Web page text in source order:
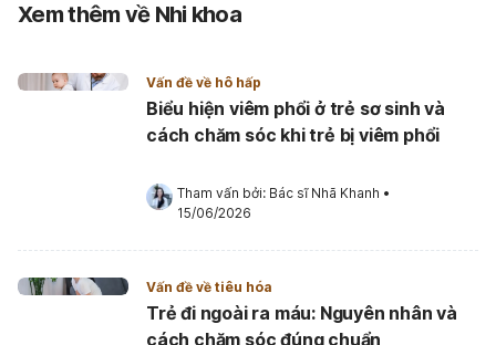
Xem thêm về Nhi khoa
Vấn đề về hô hấp
Biểu hiện viêm phổi ở trẻ sơ sinh và
cách chăm sóc khi trẻ bị viêm phổi
Tham vấn bởi: Bác sĩ Nhã Khanh •
15/06/2026
Vấn đề về tiêu hóa
Trẻ đi ngoài ra máu: Nguyên nhân và
cách chăm sóc đúng chuẩn